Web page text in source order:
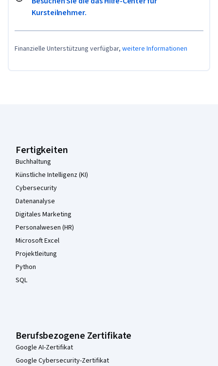
Kursteilnehmer.
Finanzielle Unterstützung verfügbar, weitere Informationen
Fertigkeiten
Buchhaltung
Künstliche Intelligenz (KI)
Cybersecurity
Datenanalyse
Digitales Marketing
Personalwesen (HR)
Microsoft Excel
Projektleitung
Python
SQL
Berufsbezogene Zertifikate
Google AI-Zertifikat
Google Cybersecurity-Zertifikat